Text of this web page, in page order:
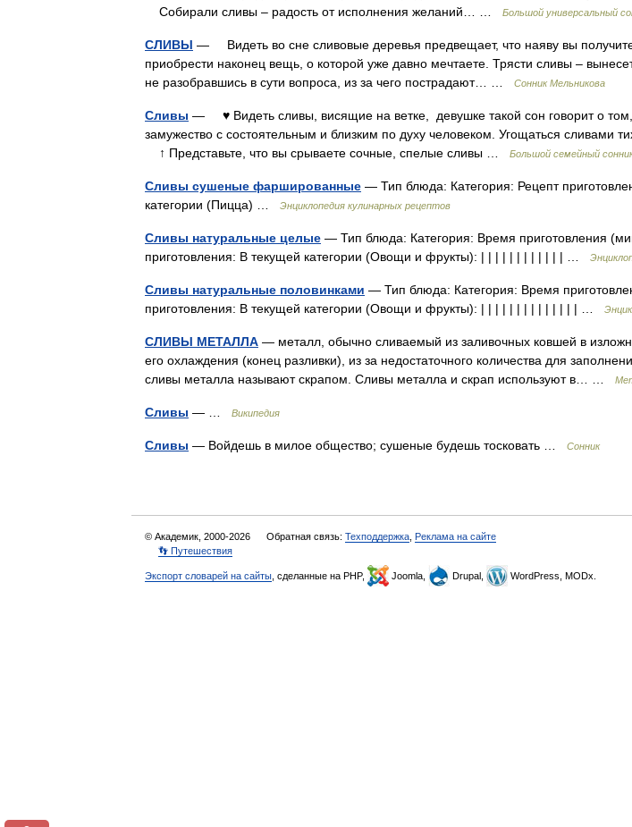
Собирали сливы – радость от исполнения желаний… …
Большой универсальный
СЛИВЫ — Видеть во сне сливовые деревья предвещает, что наяву вы
приобрести наконец вещь, о которой уже давно мечтаете. Трясти сливы –
не разобравшись в сути вопроса, из за чего пострадают… …
Сонник Мельникова
Сливы — ♥ Видеть сливы, висящие на ветке, девушке такой сон говорит о
замужество с состоятельным и близким по духу человеком. Угощаться сливами
↑ Представьте, что вы срываете сочные, спелые сливы …
Большой семейный
Сливы сушеные фаршированные — Тип блюда: Категория: Рецепт
категории (Пицца) …
Энциклопедия кулинарных рецептов
Сливы натуральные целые — Тип блюда: Категория: Время приготовления
приготовления: В текущей категории (Овощи и фрукты): | | | | | | | | | | | | …
Сливы натуральные половинками — Тип блюда: Категория: Время
приготовления: В текущей категории (Овощи и фрукты): | | | | | | | | | | | | | | …
СЛИВЫ МЕТАЛЛА — металл, обычно сливаемый из заливочных ковшей в
его охлаждения (конец разливки), из за недостаточного количества для
сливы металла называют скрапом. Сливы металла и скрап используют в… …
Сливы — … Википедия
Сливы — Войдешь в милое общество; сушеные будешь тосковать … Сонник
© Академик, 2000-2026 Обратная связь: Техподдержка Реклама на сайте
👣 Путешествия
Экспорт словарей на сайты , сделанные на PHP, Joomla, Drupal, WordPress, MODx.